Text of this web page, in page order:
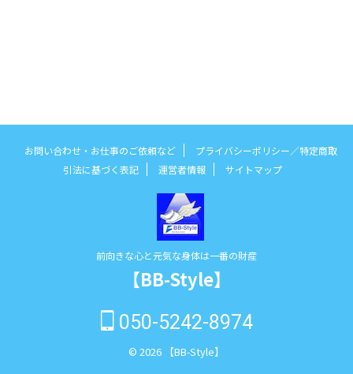
お問い合わせ・お仕事のご依頼など
プライバシーポリシー／特定商取
引法に基づく表記
運営者情報 サイトマップ
前向きな心と元気な身体は一番の財産
【BB-Style】
050-5242-8974
© 2026 【BB-Style】